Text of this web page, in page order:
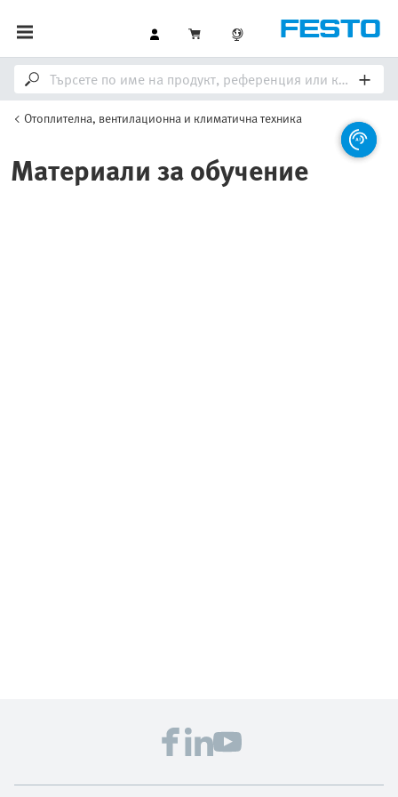
Отоплителна, вентилационна и климатична техника
Материали за обучение